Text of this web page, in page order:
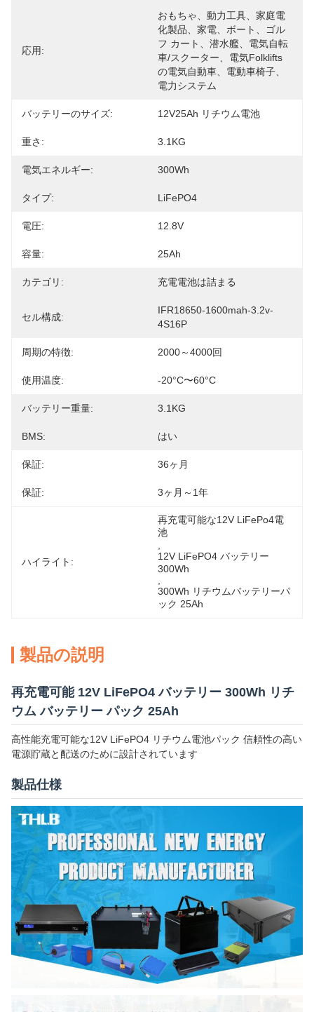
応用:
おもちゃ、動力工具、家庭電
化製品、家電、ボート、ゴル
フ カート、潜水艦、電気自転
車/スクーター、電気Folklifts
の電気自動車、電動車椅子、
電力システム
バッテリーのサイズ: 12V25Ah リチウム電池
重さ: 3.1KG
電気エネルギー: 300Wh
タイプ: LiFePO4
電圧: 12.8V
容量: 25Ah
カテゴリ: 充電電池は詰まる
セル構成:
IFR18650-1600mah-3.2v-
4S16P
周期の特徴: 2000～4000回
使用温度: -20°C〜60°C
バッテリー重量: 3.1KG
BMS: はい
保証: 36ヶ月
保証: 3ヶ月～1年
ハイライト:
再充電可能な12V LiFePo4電
池
12V LiFePO4 バッテリー
300Wh
300Wh リチウムバッテリーパ
ック 25Ah
製品の説明
再充電可能 12V LiFePO4 バッテリー 300Wh リチ
ウム バッテリー パック 25Ah
高性能充電可能な12V LiFePO4 リチウム電池パック 信頼性の高い
電源貯蔵と配送のために設計されています
製品仕様